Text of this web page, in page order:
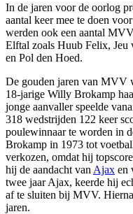
In de jaren voor de oorlog
aantal keer mee te doen
werden ook een aantal
Elftal zoals Huub Felix, Jeu
en Pol den Hoed.
De gouden jaren van MVV
18-jarige Willy Brokamp
jonge aanvaller speelde
318 wedstrijden 122 keer
poulewinnaar te worden in
Brokamp in 1973 tot
verkozen, omdat hij
hij de aandacht van Ajax en
twee jaar Ajax, keerde hij
af te sluiten bij MVV.
jaren.